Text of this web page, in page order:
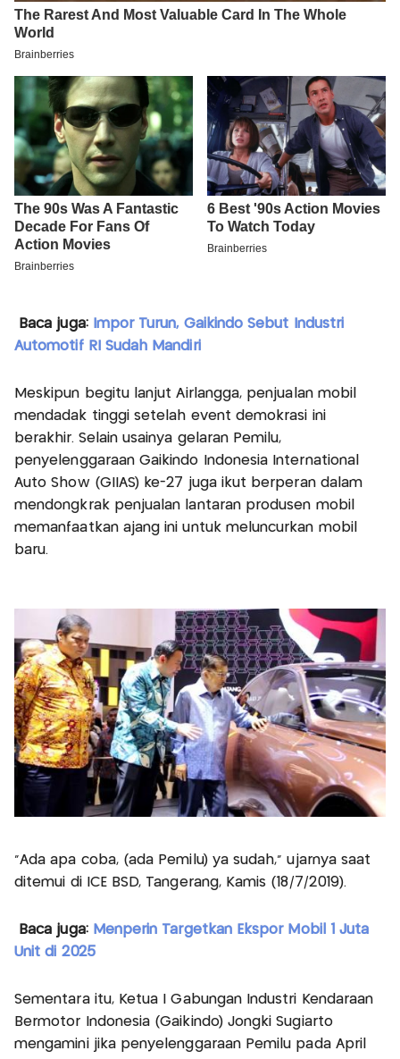
Baca juga: Impor Turun, Gaikindo Sebut Industri
Automotif RI Sudah Mandiri
Meskipun begitu lanjut Airlangga, penjualan mobil
mendadak tinggi setelah event demokrasi ini
berakhir. Selain usainya gelaran Pemilu,
penyelenggaraan Gaikindo Indonesia International
Auto Show (GIIAS) ke-27 juga ikut berperan dalam
mendongkrak penjualan lantaran produsen mobil
memanfaatkan ajang ini untuk meluncurkan mobil
baru.
"Ada apa coba, (ada Pemilu) ya sudah," ujarnya saat
ditemui di ICE BSD, Tangerang, Kamis (18/7/2019).
Baca juga: Menperin Targetkan Ekspor Mobil 1 Juta
Unit di 2025
Sementara itu, Ketua I Gabungan Industri Kendaraan
Bermotor Indonesia (Gaikindo) Jongki Sugiarto
mengamini jika penyelenggaraan Pemilu pada April